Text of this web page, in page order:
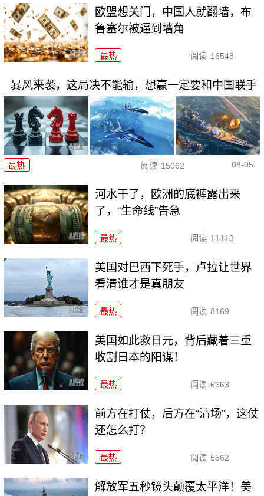
欧盟想关门，中国人就翻墙，布
鲁塞尔被逼到墙角
最热 阅读 16548
暴风来袭，这局决不能输，想赢一定要和中国联手
最热 阅读 15062 08-05
河水干了，欧洲的底裤露出来
了，“生命线”告急
最热 阅读 11113
美国对巴西下死手，卢拉让世界
看清谁才是真朋友
最热 阅读 8169
美国如此救日元，背后藏着三重
收割日本的阳谋！
最热 阅读 6663
前方在打仗，后方在“清场”，这仗
还怎么打？
最热 阅读 5562
解放军五秒镜头颠覆太平洋！美